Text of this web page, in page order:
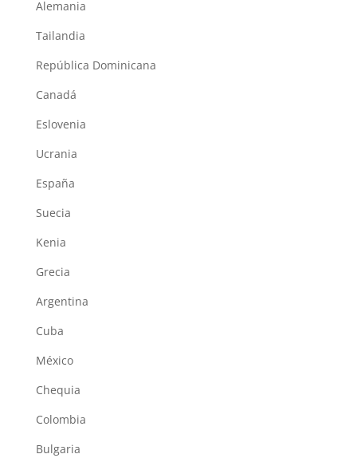
Alemania
Tailandia
República Dominicana
Canadá
Eslovenia
Ucrania
España
Suecia
Kenia
Grecia
Argentina
Cuba
México
Chequia
Colombia
Bulgaria